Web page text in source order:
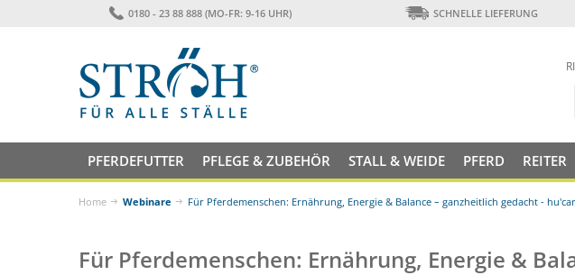
0180 - 23 88 888 (MO-FR: 9-16 UHR) SCHNELLE LIEFERUNG
PFERDEFUTTER PFLEGE & ZUBEHÖR STALL & WEIDE PFERD REITER
Home Webinare Für Pferdemenschen: Ernährung, Energie & Balance – ganzheitlich gedacht -
Für Pferdemenschen: Ernährung, Energie &